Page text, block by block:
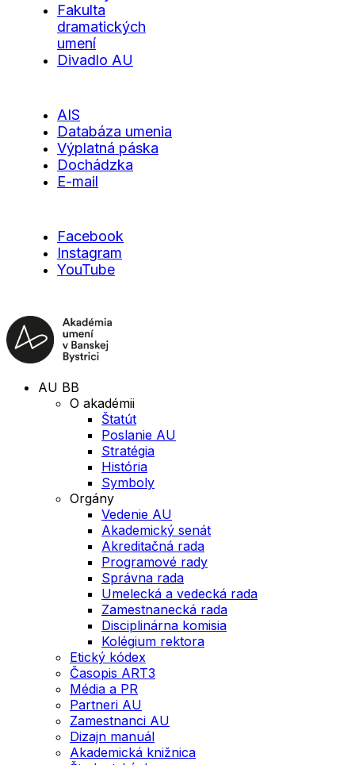
Fakulta
dramatických
umení
Divadlo AU
AIS
Databáza umenia
Výplatná páska
Dochádzka
E-mail
Facebook
Instagram
YouTube
AU BB
O akadémii
Štatút
Poslanie AU
Stratégia
História
Symboly
Orgány
Vedenie AU
Akademický senát
Akreditačná rada
Programové rady
Správna rada
Umelecká a vedecká rada
Zamestnanecká rada
Disciplinárna komisia
Kolégium rektora
Etický kódex
Časopis ART3
Média a PR
Partneri AU
Zamestnanci AU
Dizajn manuál
Akademická knižnica